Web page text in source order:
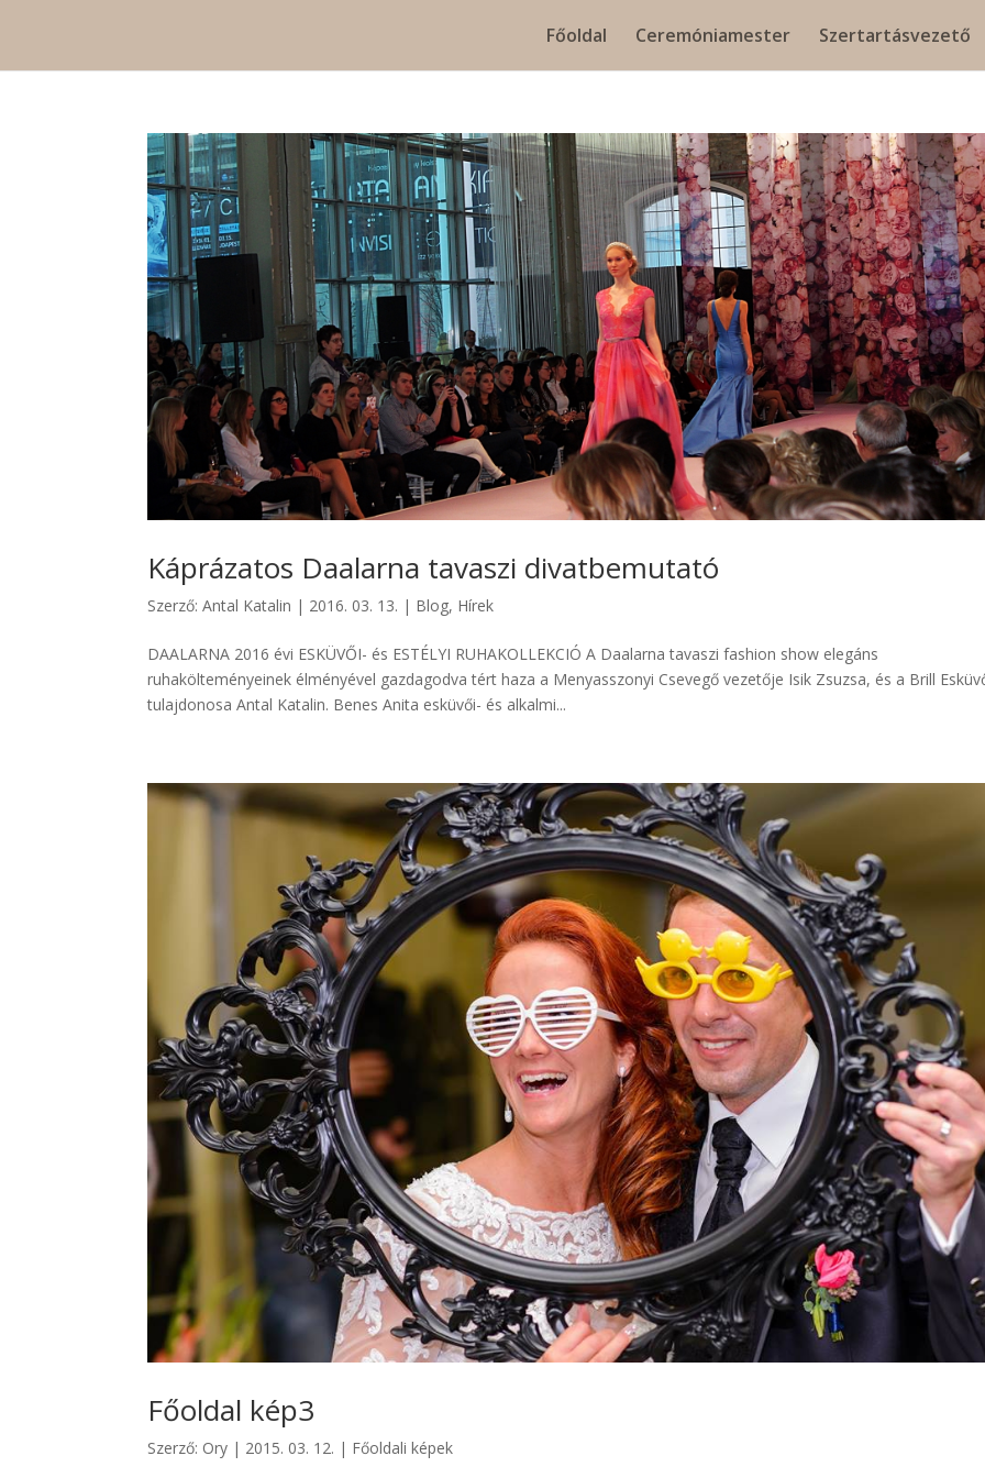
Főoldal Ceremóniamester Szertartásvezető
Káprázatos Daalarna tavaszi divatbemutató
Szerző:Antal Katalin | 2016. 03. 13. | Blog, Hírek
DAALARNA 2016 évi ESKÜVŐI- és ESTÉLYI RUHAKOLLEKCIÓ A Daalarna tavaszi fashion show elegáns
ruhakölteményeinek élményével gazdagodva tért haza a Menyasszonyi Csevegő vezetője Isik Zsuzsa, és a Brill
tulajdonosa Antal Katalin. Benes Anita esküvői- és alkalmi...
Főoldal kép3
Szerző: Ory | 2015. 03. 12. | Főoldali képek